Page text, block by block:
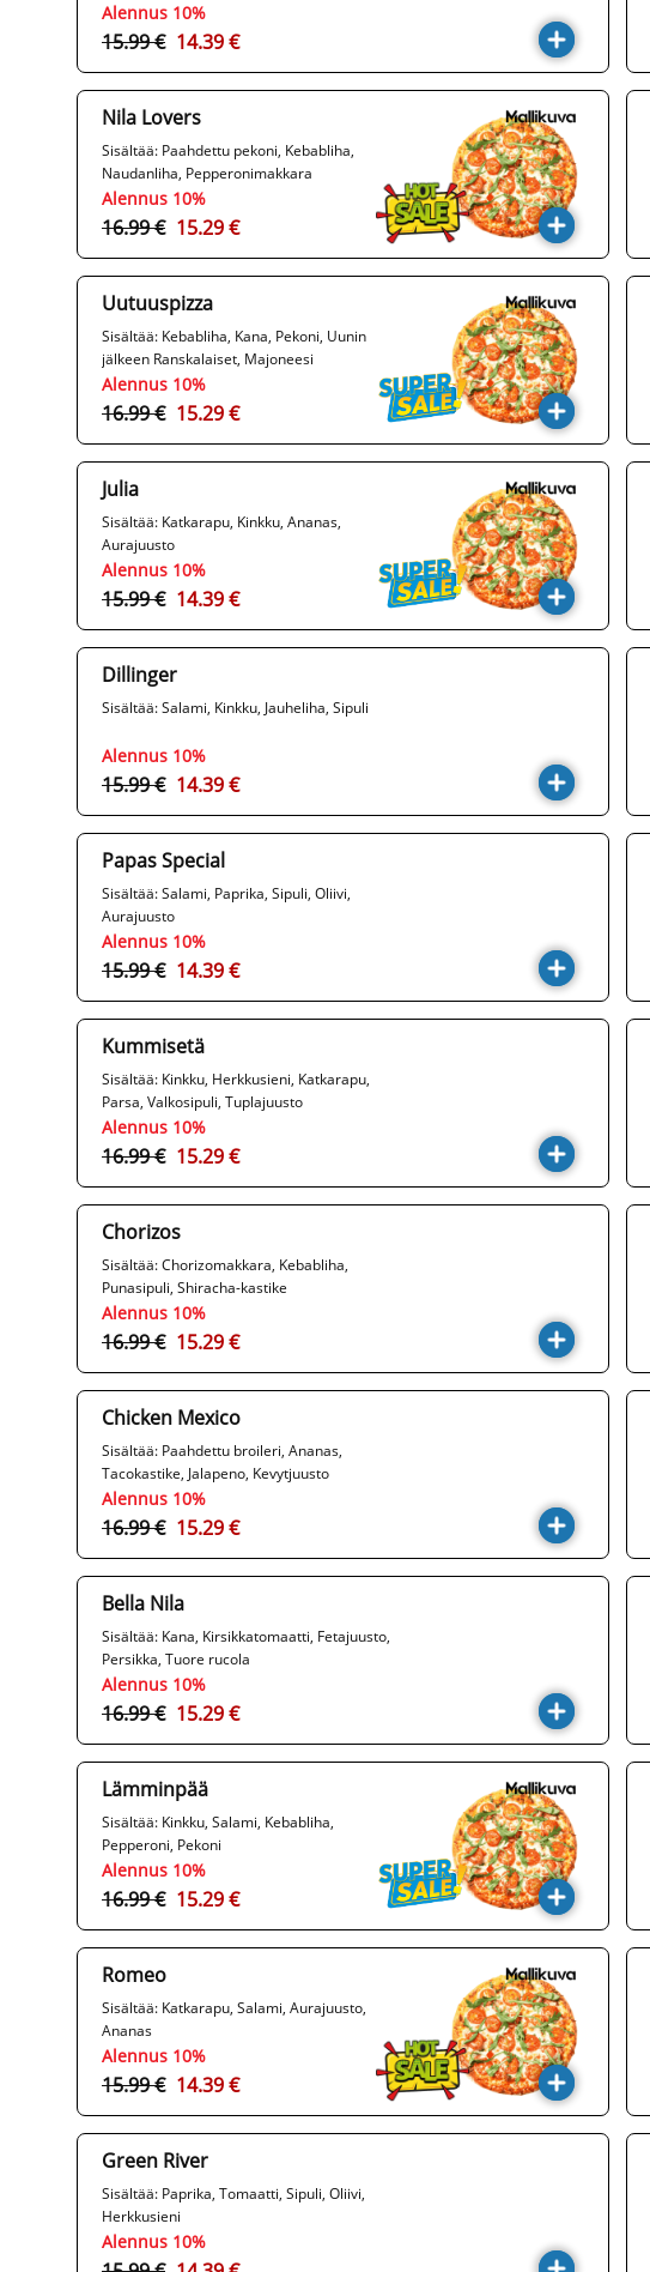
Alennus 10%
15.99 € 14.39 €
Nila Lovers
Sisältää: Paahdettu pekoni, Kebabliha,
Naudanliha, Pepperonimakkara
Alennus 10%
16.99 € 15.29 €
Uutuuspizza
Sisältää: Kebabliha, Kana, Pekoni, Uunin
jälkeen Ranskalaiset, Majoneesi
Alennus 10%
16.99 € 15.29 €
Julia
Sisältää: Katkarapu, Kinkku, Ananas,
Aurajuusto
Alennus 10%
15.99 € 14.39 €
Dillinger
Sisältää: Salami, Kinkku, Jauheliha, Sipuli
Alennus 10%
15.99 € 14.39 €
Papas Special
Sisältää: Salami, Paprika, Sipuli, Oliivi,
Aurajuusto
Alennus 10%
15.99 € 14.39 €
Kummisetä
Sisältää: Kinkku, Herkkusieni, Katkarapu,
Parsa, Valkosipuli, Tuplajuusto
Alennus 10%
16.99 € 15.29 €
Chorizos
Sisältää: Chorizomakkara, Kebabliha,
Punasipuli, Shiracha-kastike
Alennus 10%
16.99 € 15.29 €
Chicken Mexico
Sisältää: Paahdettu broileri, Ananas,
Tacokastike, Jalapeno, Kevytjuusto
Alennus 10%
16.99 € 15.29 €
Bella Nila
Sisältää: Kana, Kirsikkatomaatti, Fetajuusto,
Persikka, Tuore rucola
Alennus 10%
16.99 € 15.29 €
Lämminpää
Sisältää: Kinkku, Salami, Kebabliha,
Pepperoni, Pekoni
Alennus 10%
16.99 € 15.29 €
Romeo
Sisältää: Katkarapu, Salami, Aurajuusto,
Ananas
Alennus 10%
15.99 € 14.39 €
Green River
Sisältää: Paprika, Tomaatti, Sipuli, Oliivi,
Herkkusieni
Alennus 10%